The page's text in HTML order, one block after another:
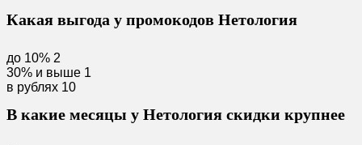
Какая выгода у промокодов Нетология
до 10% 2
30% и выше 1
в рублях 10
В какие месяцы у Нетология скидки крупнее